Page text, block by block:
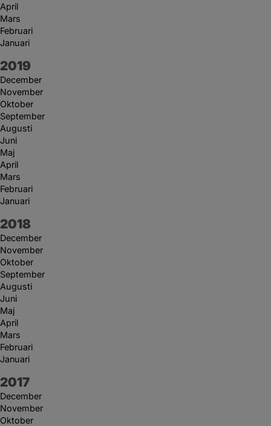
April
Mars
Februari
Januari
År:
2019
December
November
Oktober
September
Augusti
Juni
Maj
April
Mars
Februari
Januari
År:
2018
December
November
Oktober
September
Augusti
Juni
Maj
April
Mars
Februari
Januari
År:
2017
December
November
Oktober